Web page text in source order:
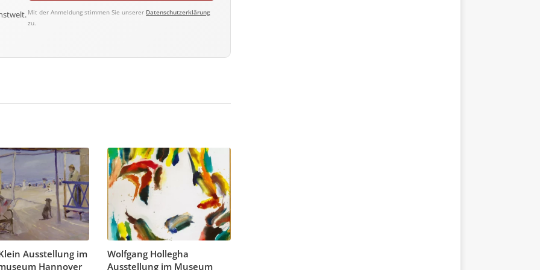
Mit der Anmeldung stimmen Sie unserer Datenschutzerklärung
zu.
Ausstellung im
Hannover
Wolfgang Hollegha
Ausstellung im Museum